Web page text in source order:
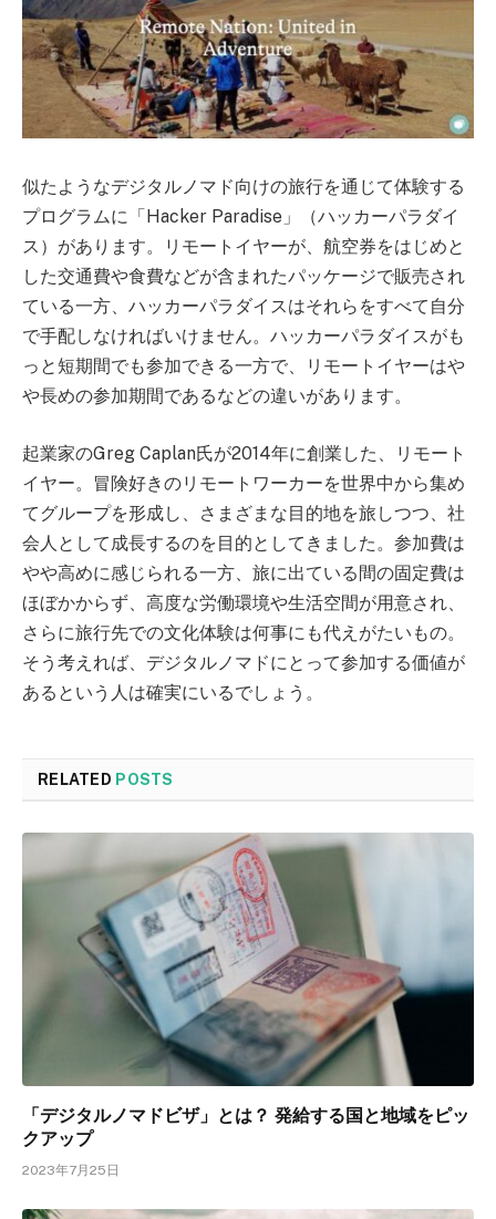
似たようなデジタルノマド向けの旅行を通じて体験する
プログラムに「Hacker Paradise」（ハッカーパラダイ
ス）があります。リモートイヤーが、航空券をはじめと
した交通費や食費などが含まれたパッケージで販売され
ている一方、ハッカーパラダイスはそれらをすべて自分
で手配しなければいけません。ハッカーパラダイスがも
っと短期間でも参加できる一方で、リモートイヤーはや
や長めの参加期間であるなどの違いがあります。
起業家のGreg Caplan氏が2014年に創業した、リモート
イヤー。冒険好きのリモートワーカーを世界中から集め
てグループを形成し、さまざまな目的地を旅しつつ、社
会人として成長するのを目的としてきました。参加費は
やや高めに感じられる一方、旅に出ている間の固定費は
ほぼかからず、高度な労働環境や生活空間が用意され、
さらに旅行先での文化体験は何事にも代えがたいもの。
そう考えれば、デジタルノマドにとって参加する価値が
あるという人は確実にいるでしょう。
RELATED POSTS
「デジタルノマドビザ」とは？ 発給する国と地域をピッ
クアップ
2023年7月25日